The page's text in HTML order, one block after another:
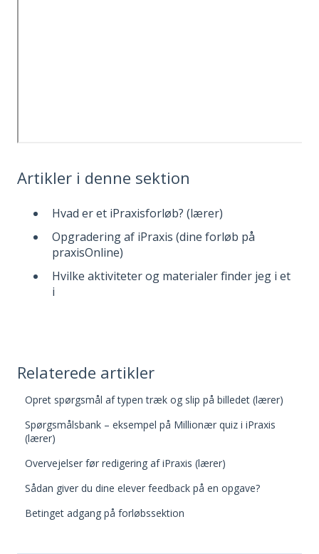
Artikler i denne sektion
Hvad er et iPraxisforløb? (lærer)
Opgradering af iPraxis (dine forløb på
praxisOnline)
Hvilke aktiviteter og materialer finder jeg i et
i
Relaterede artikler
Opret spørgsmål af typen træk og slip på billedet (lærer)
Spørgsmålsbank – eksempel på Millionær quiz i iPraxis
(lærer)
Overvejelser før redigering af iPraxis (lærer)
Sådan giver du dine elever feedback på en opgave?
Betinget adgang på forløbssektion